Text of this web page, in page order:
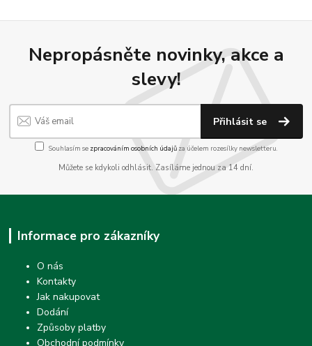
Nepropásněte novinky, akce a
slevy!
Přihlásit se
Souhlasím se zpracováním osobních údajůza účelem rozesílky newsletteru.
Můžete se kdykoli odhlásit. Zasíláme jednou za 14 dní.
Informace pro zákazníky
O nás
Kontakty
Jak nakupovat
Dodání
Způsoby platby
Obchodní podmínky